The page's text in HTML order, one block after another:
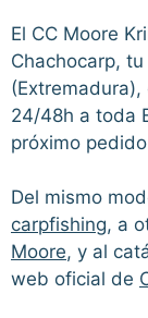
El CC Moore
Chachocarp,
24/48h a toda
próximo
Del mismo
carpfishing, a
Moore, y al
web oficial de